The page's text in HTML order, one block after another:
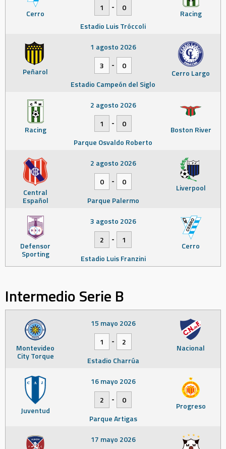
Cerro Racing
1 -
0
Estadio Luis Tróccoli
Peñarol Cerro Largo
1 agosto 2026
3
-
0
Estadio Campeón del Siglo
Racing Boston River
2 agosto 2026
1
-
0
Parque Osvaldo Roberto
Central
Español
Liverpool
2 agosto 2026
0
-
0
Parque Palermo
Defensor
Sporting
Cerro
3 agosto 2026
2
-
1
Estadio Luis Franzini
Intermedio Serie B
Montevideo
City Torque
Nacional
15 mayo 2026
1
-
2
Estadio Charrúa
Juventud Progreso
16 mayo 2026
2
-
0
Parque Artigas
17 mayo 2026